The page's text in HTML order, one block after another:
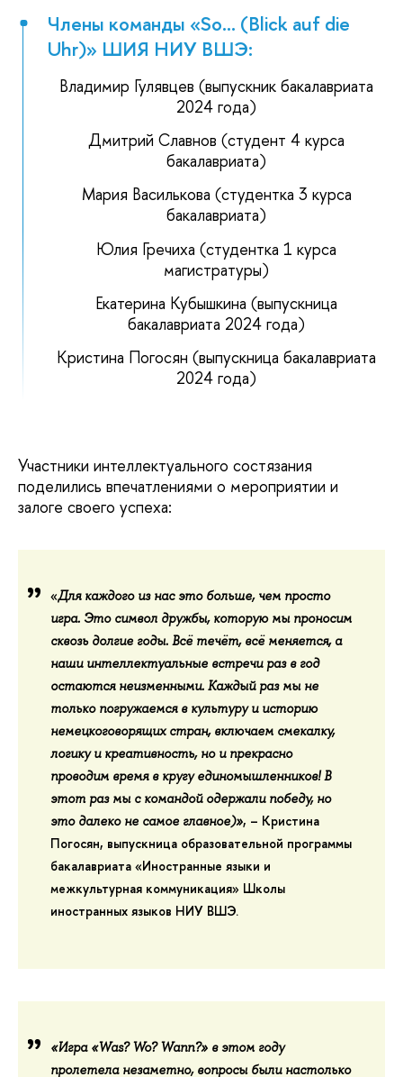
Члены команды «So… (Blick auf die
Uhr)» ШИЯ НИУ ВШЭ:
Владимир Гулявцев (выпускник бакалавриата
2024 года)
Дмитрий Славнов (студент 4 курса
бакалавриата)
Мария Василькова (студентка 3 курса
бакалавриата)
Юлия Гречиха (студентка 1 курса
магистратуры)
Екатерина Кубышкина (выпускница
бакалавриата 2024 года)
Кристина Погосян (выпускница бакалавриата
2024 года)
Участники интеллектуального состязания
поделились впечатлениями о мероприятии и
залоге своего успеха:
«Для каждого из нас это больше, чем просто
игра. Это символ дружбы, которую мы проносим
сквозь долгие годы. Всё течёт, всё меняется, а
наши интеллектуальные встречи раз в год
остаются неизменными. Каждый раз мы не
только погружаемся в культуру и историю
немецкоговорящих стран, включаем смекалку,
логику и креативность, но и прекрасно
проводим время в кругу единомышленников! В
этот раз мы с командой одержали победу, но
это далеко не самое главное)», – Кристина
Погосян, выпускница образовательной программы
бакалавриата «Иностранные языки и
межкультурная коммуникация» Школы
иностранных языков НИУ ВШЭ.
«Игра «Was? Wo? Wann?» в этом году
пролетела незаметно, вопросы были настолько